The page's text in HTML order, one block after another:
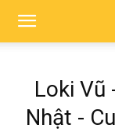
Loki Vũ
Nhật -